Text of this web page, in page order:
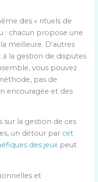
des « rituels de
: chacun propose une
meilleure. D’autres
la gestion de disputes
vous pouvez
pas de
encouragée et des
sur la gestion de ces
un détour par cet
des jeux peut
et